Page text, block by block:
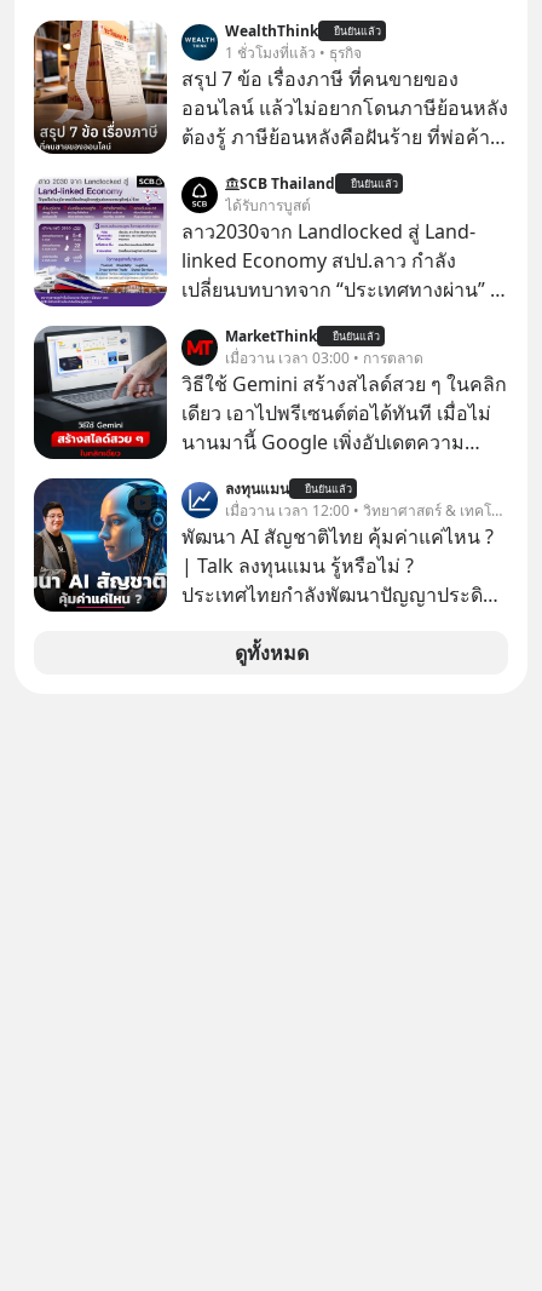
WealthThink ยืนยันแล้ว
1 ชั่วโมงที่แล้ว • ธุรกิจ
สรุป 7 ข้อ เรื่องภาษี ที่คนขายของ
ออนไลน์ แล้วไม่อยากโดนภาษีย้อนหลัง
ต้องรู้ ภาษีย้อนหลังคือฝันร้าย ที่พ่อค้า
SCB Thailand ยืนยันแล้ว
ได้รับการบูสต์
ลาว2030จาก Landlocked สู่ Land-
linked Economy สปป.ลาว กำลัง
เปลี่ยนบทบาทจาก “ประเทศทางผ่าน” สู่
ของอนุภูมิภาคลุ่มแม่น้ำโขง
MarketThink ยืนยันแล้ว
เมื่อวาน เวลา 03:00 • การตลาด
วิธีใช้ Gemini สร้างสไลด์สวย ๆ ในคลิก
เดียว เอาไปพรีเซนต์ต่อได้ทันที เมื่อไม่
นานมานี้ Google เพิ่งอัปเดตความ
สามารถใช้ Gemini ช่วยสร้างสไลด์นำ
เสนอแบบสวย ๆ ได้ในคลิกเดียว ไม่ต้อง
เสียเวลาทำเองอีกต่อไป
ลงทุนแมน ยืนยันแล้ว
เมื่อวาน เวลา 12:00 • วิทยาศาสตร์ & เทคโนโลยี
พัฒนา AI สัญชาติไทย คุ้มค่าแค่ไหน ?
| Talk ลงทุนแมน รู้หรือไม่ ?
ประเทศไทยกำลังพัฒนาปัญญาประดิษฐ์
“ThaiLLM” เพื่อให้คนไทยมีโครงสร้าง
ดูทั้งหมด